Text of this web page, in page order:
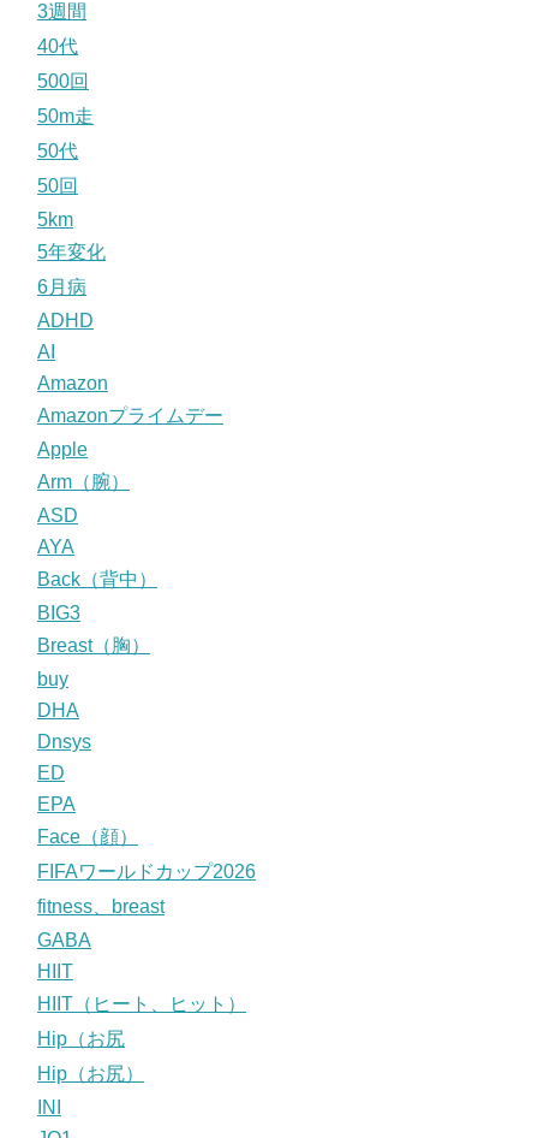
3週間
40代
500回
50m走
50代
50回
5km
5年変化
6月病
ADHD
AI
Amazon
Amazonプライムデー
Apple
Arm（腕）
ASD
AYA
Back（背中）
BIG3
Breast（胸）
buy
DHA
Dnsys
ED
EPA
Face（顔）
FIFAワールドカップ2026
fitness、breast
GABA
HIIT
HIIT（ヒート、ヒット）
Hip（お尻
Hip（お尻）
INI